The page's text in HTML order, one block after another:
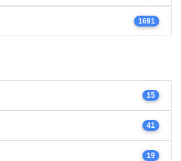
1691
15
41
19